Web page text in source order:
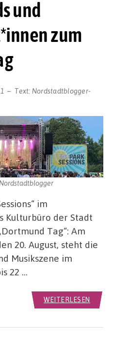
und
zum
Text: Nordstadtblogger-
im
Kulturbüro der Stadt
Tag“: Am
20. August, steht die
Musikszene im
22 …
WEITERLESEN